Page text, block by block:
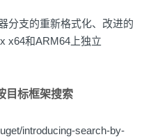
分支的重新格式化、改进的
x64和ARM64上独立
目标框架搜索
introducing-search-by-